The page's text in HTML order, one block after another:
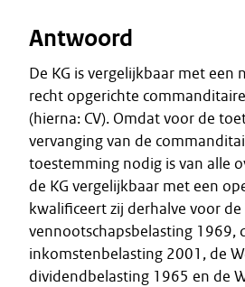
Antwoord
De KG is vergelijkbaar met een
recht opgerichte
(hierna: CV). Omdat voor de
vervanging van de
toestemming nodig is van alle
de KG vergelijkbaar met een
kwalificeert zij derhalve voor
vennootschapsbelasting 1969,
inkomstenbelasting 2001, de
dividendbelasting 1965 en de